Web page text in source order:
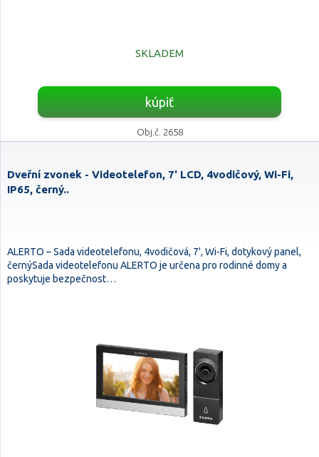
SKLADEM
kúpiť
Obj.č. 2658
Dveřní zvonek - Videotelefon, 7' LCD, 4vodičový, Wi-Fi,
IP65, černý..
ALERTO – Sada videotelefonu, 4vodičová, 7', Wi-Fi, dotykový panel,
černýSada videotelefonu ALERTO je určena pro rodinné domy a
poskytuje bezpečnost…